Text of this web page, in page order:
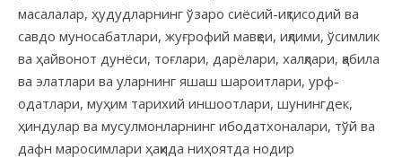
масалалар, ҳудудларнинг ўзаро сиёсий-иқтисодий ва
савдо муносабатлари, жуғрофий мавқеи, иқлими, ўсимлик
ва ҳайвонот дунёси, тоғлари, дарёлари, халқлари, қабила
ва элатлари ва уларнинг яшаш шароитлари, урф-
одатлари, муҳим тарихий иншоотлари, шунингдек,
ҳиндулар ва мусулмонларнинг ибодатхоналари, тўй ва
дафн маросимлари ҳақида ниҳоятда нодир